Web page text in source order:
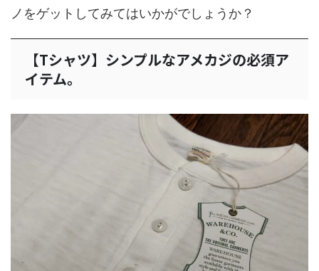
ノをゲットしてみてはいかがでしょうか？
【Tシャツ】シンプルなアメカジの必須ア
イテム。